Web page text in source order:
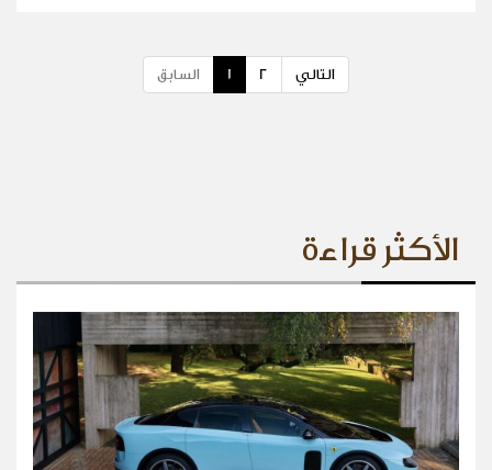
السابق 1 2 التالي
الأكثر قراءة